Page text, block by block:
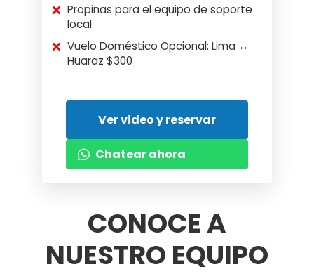
Propinas para el equipo de soporte
local
Vuelo Doméstico Opcional: Lima ↔
Huaraz $300
Ver video y reservar
Chatear ahora
CONOCE A
NUESTRO EQUIPO